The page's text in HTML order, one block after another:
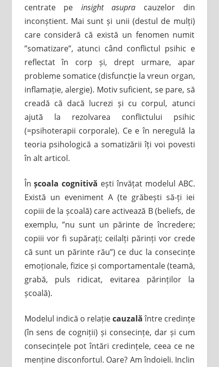
centrate pe insight asupra cauzelor din
inconștient. Mai sunt și unii (destul de mulți)
care consideră că există un fenomen numit
”somatizare”, atunci când conflictul psihic e
reflectat în corp și, drept urmare, apar
probleme somatice (disfuncție la vreun organ,
inflamație, alergie). Motiv suficient, se pare, să
creadă că dacă lucrezi și cu corpul, atunci
ajută la rezolvarea conflictului psihic
(=psihoterapii corporale). Ce e în neregulă la
teoria psihologică a somatizării îți voi povesti
în alt articol.
Înșcoala cognitivă ești învățat modelul ABC.
Există un eveniment A (te grăbești să-ți iei
copiii de la școală) care activează B (beliefs, de
exemplu, ”nu sunt un părinte de încredere;
copiii vor fi supărați; ceilalți părinți vor crede
că sunt un părinte rău”) ce duc la consecințe
emoționale, fizice și comportamentale (teamă,
grabă, puls ridicat, evitarea părinților la
școală).
Modelul indică o relațiecauzalăîntre credințe
(în sens de cogniții) și consecințe, dar și cum
consecințele pot întări credințele, ceea ce ne
menține disconfortul. Oare? Am îndoieli. Inclin